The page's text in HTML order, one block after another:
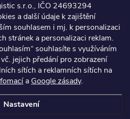
s.r.o., IČO 24693294
a další údaje k zajištění
souhlasem i mj. k personalizaci
stránek a personalizaci reklam.
souhlasíte s využíváním
jejich předání pro zobrazení
sítích a reklamních sítích na
a Google zásady.
Nastavení
GLS